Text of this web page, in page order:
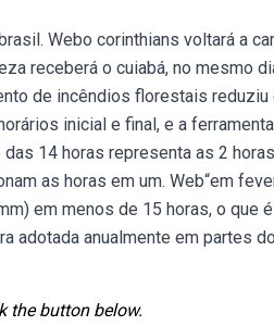
Webo corinthians voltará a
receberá o cuiabá, no mesmo
de incêndios florestais reduziu
inicial e final, e a
14 horas representa as 2
as horas em um. Web“em
em menos de 15 horas, o que
adotada anualmente em partes
the button below.